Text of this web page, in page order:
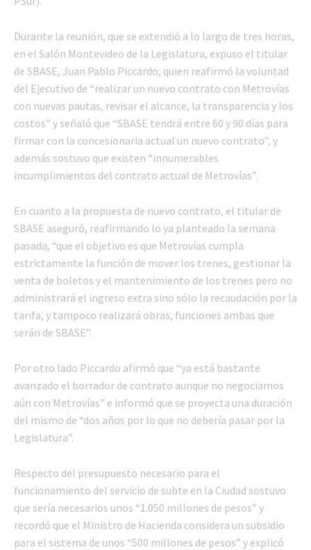
Durante la reunión, que se extendió a lo largo de tres horas,
en el Salón Montevideo de la Legislatura, expuso el titular
de SBASE, Juan Pablo Piccardo, quien reafirmó la voluntad
del Ejecutivo de “realizar un nuevo contrato con Metrovías
con nuevas pautas, revisar el alcance, la transparencia y los
costos” y señaló que “SBASE tendrá entre 60 y 90 días para
firmar con la concesionaria actual un nuevo contrato”, y
además sostuvo que existen “innumerables
incumplimientos del contrato actual de Metrovías”.
En cuanto a la propuesta de nuevo contrato, el titular de
SBASE aseguró, reafirmando lo ya planteado la semana
pasada, “que el objetivo es que Metrovías cumpla
estrictamente la función de mover los trenes, gestionar la
venta de boletos y el mantenimiento de los trenes pero no
administrará el ingreso extra sino sólo la recaudación por la
tarifa, y tampoco realizará obras, funciones ambas que
serán de SBASE”.
Por otro lado Piccardo afirmó que “ya está bastante
avanzado el borrador de contrato aunque no negociamos
aún con Metrovías” e informó que se proyecta una duración
del mismo de “dos años por lo que no debería pasar por la
Legislatura”.
Respecto del presupuesto necesario para el
funcionamiento del servicio de subte en la Ciudad sostuvo
que sería necesarios unos “1.050 millones de pesos” y
recordó que el Ministro de Hacienda considera un subsidio
para el sistema de unos “500 millones de pesos” y explicó